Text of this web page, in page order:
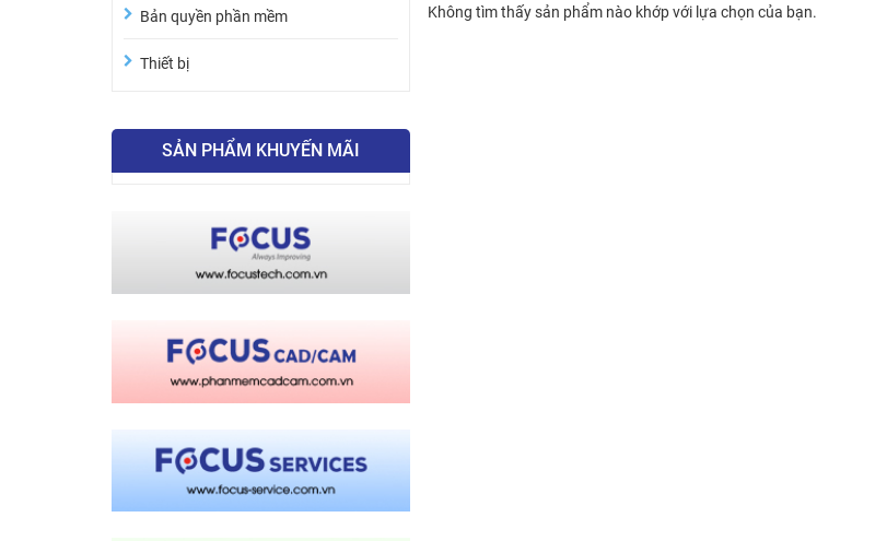
Bản quyền phần mềm
Thiết bị
SẢN PHẨM KHUYẾN MÃI
Không tìm thấy sản phẩm nào khớp với lựa chọn của bạn.